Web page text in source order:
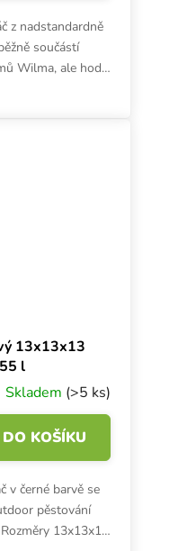
z nadstandardně
součástí
Wilma, ale hodí
13x13x13
l
Skladem (>5 ks)
DO KOŠÍKU
v černé barvě se
pěstování
13x13x13